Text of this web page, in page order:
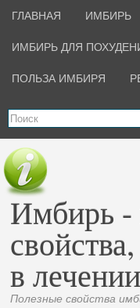
ГЛАВНАЯ ИМБИРЬ
ИМБИРЬ ДЛЯ
ПОЛЬЗА ИМБИРЯ
Имбирь -
в лечении
Полезные свойства